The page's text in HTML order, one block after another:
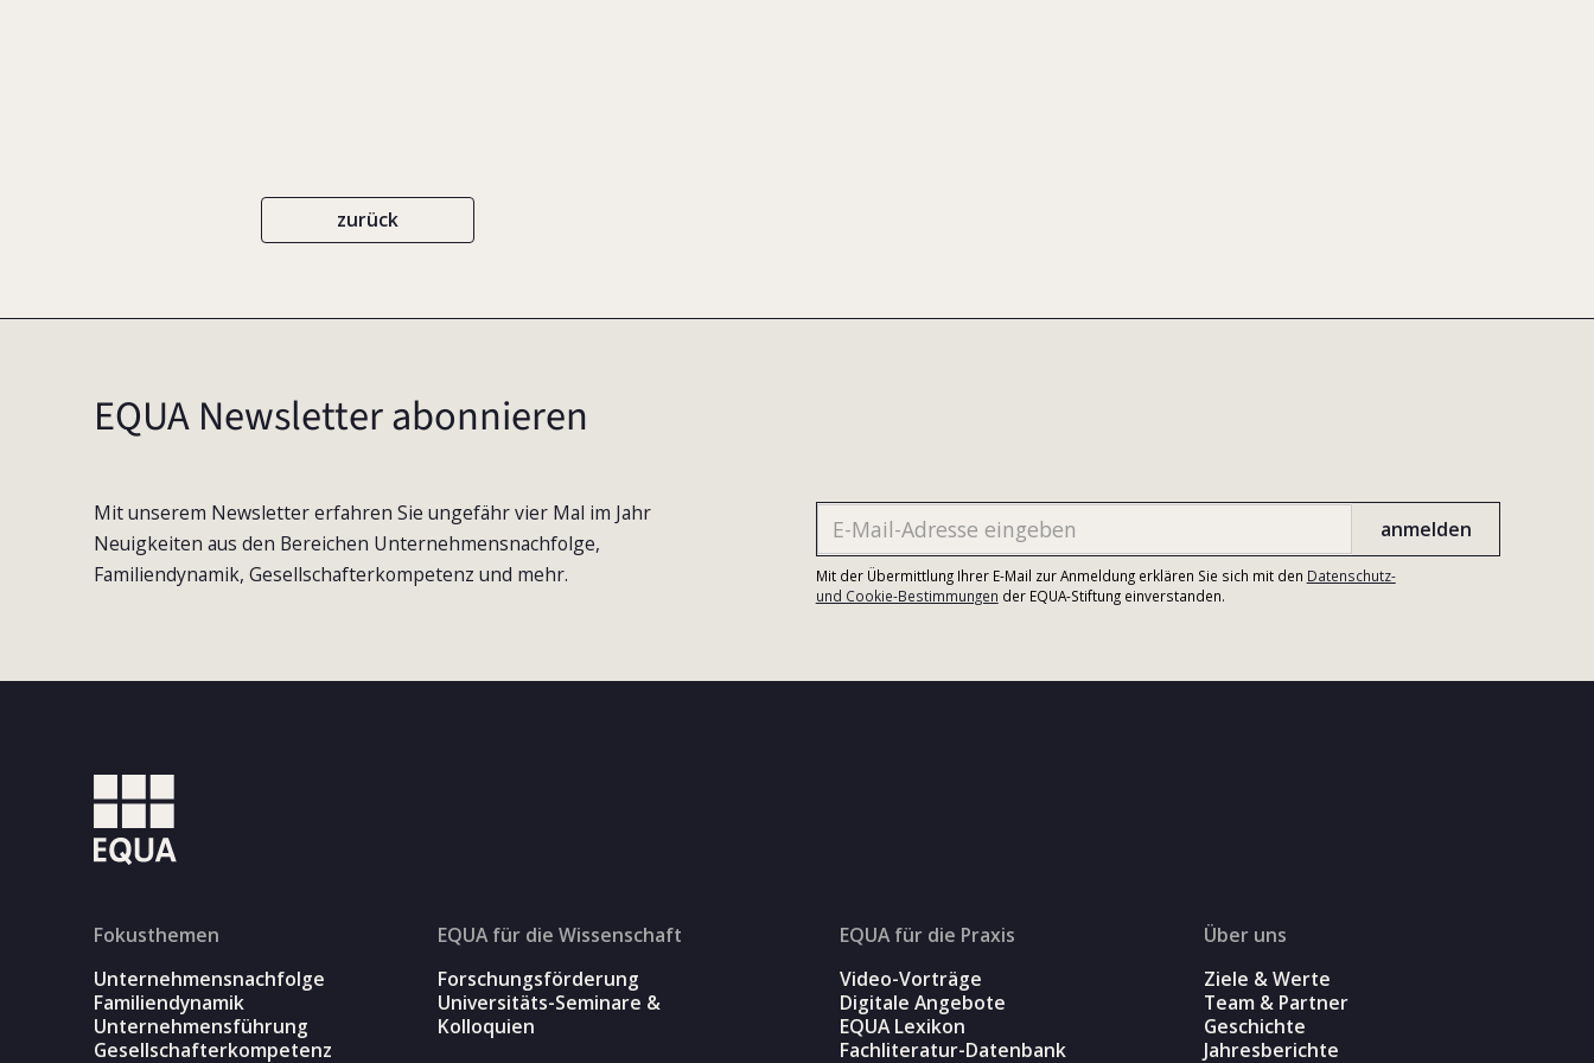
zurück
EQUA Newsletter abonnieren
Mit unserem Newsletter erfahren Sie ungefähr vier Mal im Jahr
Neuigkeiten aus den Bereichen Unternehmensnachfolge,
Familiendynamik, Gesellschafterkompetenz und mehr.
Mit der Übermittlung Ihrer E-Mail zur Anmeldung erklären Sie sich mit den Datenschutz-
und Cookie-Bestimmungen der EQUA-Stiftung einverstanden.
Fokusthemen
Unternehmensnachfolge
Familiendynamik
Unternehmensführung
Gesellschafterkompetenz
EQUA für die Wissenschaft
Forschungsförderung
Universitäts-Seminare &
Kolloquien
EQUA für die Praxis
Video-Vorträge
Digitale Angebote
EQUA Lexikon
Fachliteratur-Datenbank
Über uns
Ziele & Werte
Team & Partner
Geschichte
Jahresberichte